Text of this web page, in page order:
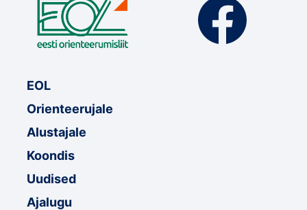
EOL
Orienteerujale
Alustajale
Koondis
Uudised
Ajalugu